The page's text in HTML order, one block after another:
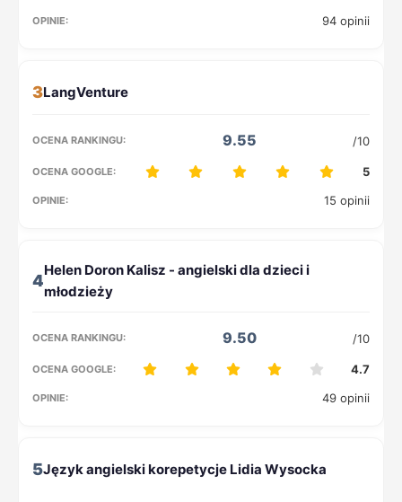
94 opinii
3
9.55 /10
5
15 opinii
4
9.50 /10
4.7
49 opinii
5